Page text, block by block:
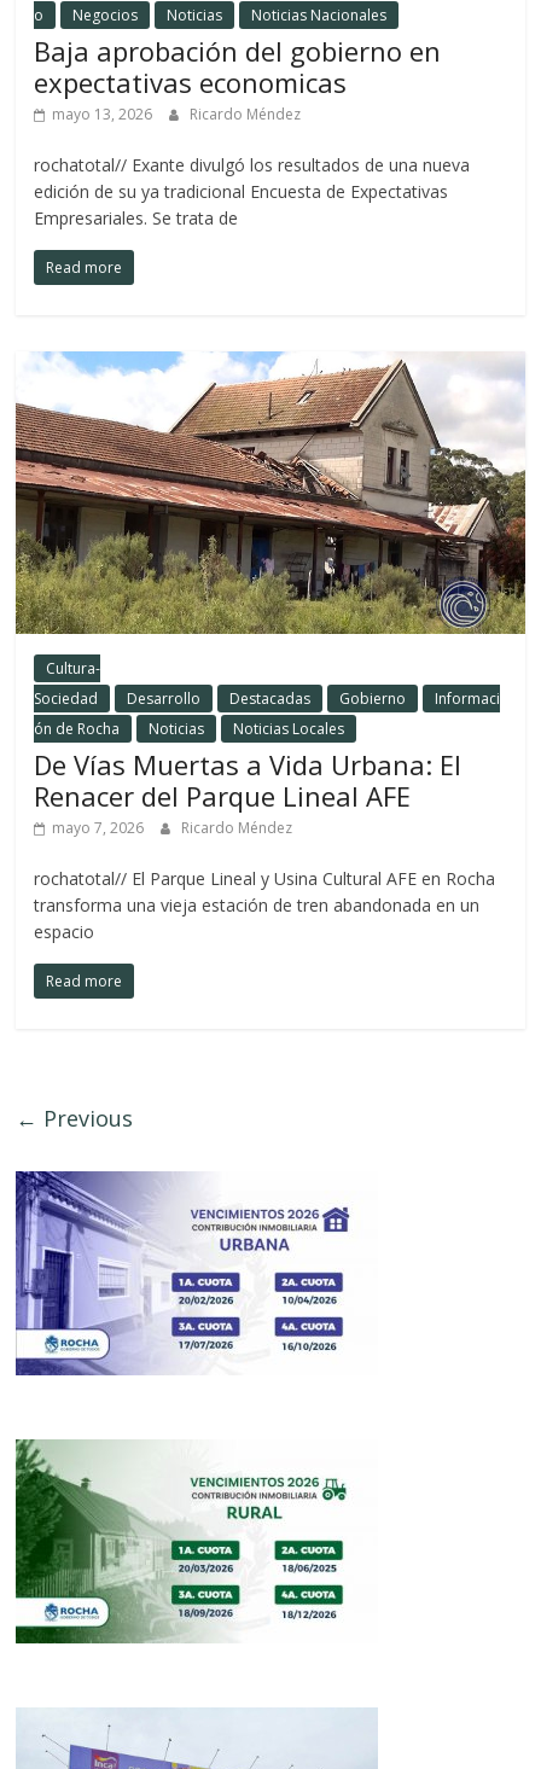
o Negocios Noticias Noticias Nacionales
Baja aprobación del gobierno en
expectativas economicas
mayo 13, 2026 Ricardo Méndez
rochatotal// Exante divulgó los resultados de una nueva
edición de su ya tradicional Encuesta de Expectativas
Empresariales. Se trata de
Read more
Cultura-
Sociedad
Desarrollo Destacadas Gobierno
Informaci
ón de Rocha
Noticias Noticias Locales
De Vías Muertas a Vida Urbana: El
Renacer del Parque Lineal AFE
mayo 7, 2026 Ricardo Méndez
rochatotal// El Parque Lineal y Usina Cultural AFE en Rocha
transforma una vieja estación de tren abandonada en un
espacio
Read more
← Previous